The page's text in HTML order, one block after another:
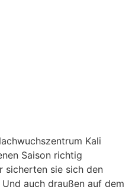
Kali
Saison richtig
sicherten sie sich den
auch draußen auf dem